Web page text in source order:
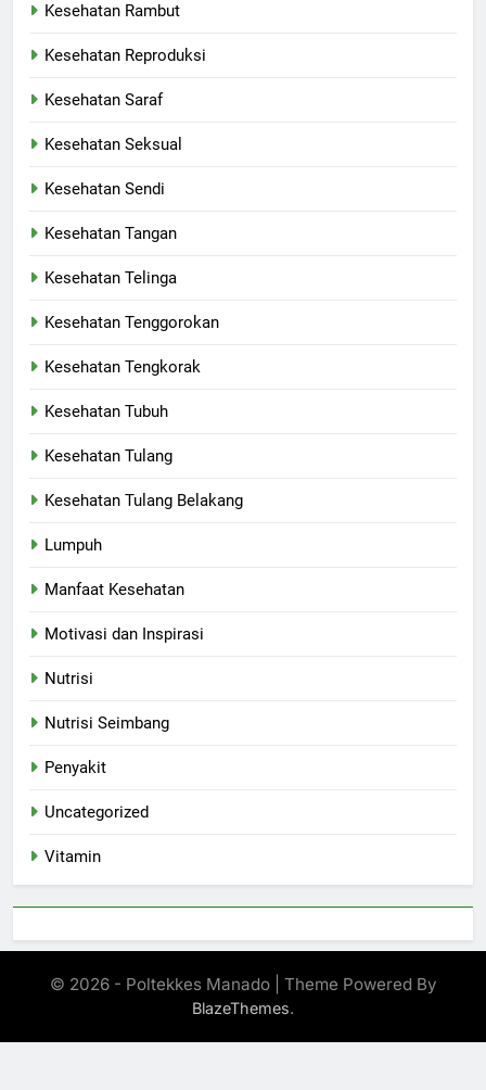
Kesehatan Rambut
Kesehatan Reproduksi
Kesehatan Saraf
Kesehatan Seksual
Kesehatan Sendi
Kesehatan Tangan
Kesehatan Telinga
Kesehatan Tenggorokan
Kesehatan Tengkorak
Kesehatan Tubuh
Kesehatan Tulang
Kesehatan Tulang Belakang
Lumpuh
Manfaat Kesehatan
Motivasi dan Inspirasi
Nutrisi
Nutrisi Seimbang
Penyakit
Uncategorized
Vitamin
© 2026 - Poltekkes Manado | Theme Powered By
BlazeThemes.